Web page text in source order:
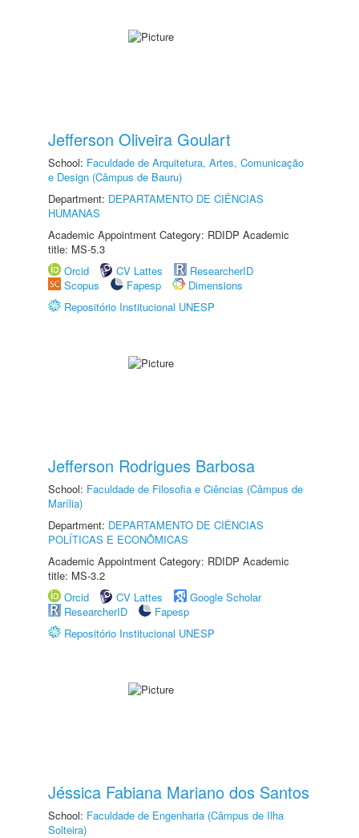
Jefferson Oliveira Goulart
School: Faculdade de Arquitetura, Artes, Comunicação
e Design (Câmpus de Bauru)
Department: DEPARTAMENTO DE CIÊNCIAS
HUMANAS
Academic Appointment Category: RDIDP Academic
title: MS-5.3
Orcid
CV Lattes
ResearcherID
Scopus
Fapesp
Dimensions
Repositório Institucional UNESP
Jefferson Rodrigues Barbosa
School: Faculdade de Filosofia e Ciências (Câmpus de
Marília)
Department: DEPARTAMENTO DE CIÊNCIAS
POLÍTICAS E ECONÔMICAS
Academic Appointment Category: RDIDP Academic
title: MS-3.2
Orcid
CV Lattes
Google Scholar
ResearcherID
Fapesp
Repositório Institucional UNESP
Jéssica Fabiana Mariano dos Santos
School: Faculdade de Engenharia (Câmpus de Ilha
Solteira)